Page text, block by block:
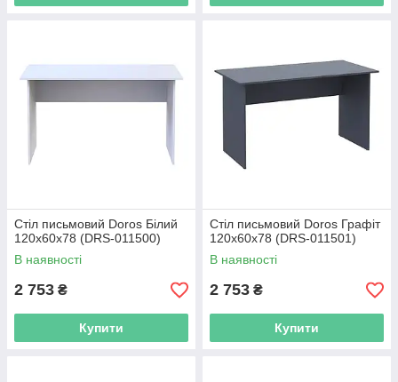
Стіл письмовий Doros Білий
120х60х78 (DRS-011500)
В наявності
2 753 ₴
Купити
Стіл письмовий Doros Графіт
120х60х78 (DRS-011501)
В наявності
2 753 ₴
Купити